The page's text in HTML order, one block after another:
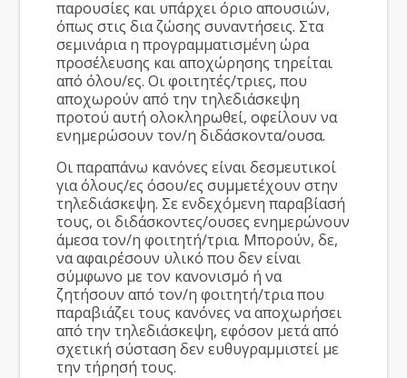
παρουσίες και υπάρχει όριο απουσιών,
όπως στις δια ζώσης συναντήσεις. Στα
σεμινάρια η προγραμματισμένη ώρα
προσέλευσης και αποχώρησης τηρείται
από όλου/ες. Οι φοιτητές/τριες, που
αποχωρούν από την τηλεδιάσκεψη
προτού αυτή ολοκληρωθεί, οφείλουν να
ενημερώσουν τον/η διδάσκοντα/ουσα.
Οι παραπάνω κανόνες είναι δεσμευτικοί
για όλους/ες όσου/ες συμμετέχουν στην
τηλεδιάσκεψη. Σε ενδεχόμενη παραβίασή
τους, οι διδάσκοντες/ουσες ενημερώνουν
άμεσα τον/η φοιτητή/τρια. Μπορούν, δε,
να αφαιρέσουν υλικό που δεν είναι
σύμφωνο με τον κανονισμό ή να
ζητήσουν από τον/η φοιτητή/τρια που
παραβιάζει τους κανόνες να αποχωρήσει
από την τηλεδιάσκεψη, εφόσον μετά από
σχετική σύσταση δεν ευθυγραμμιστεί με
την τήρησή τους.